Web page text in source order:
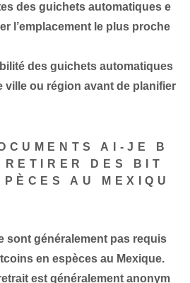
des guichets automatiques e
l’emplacement le plus proche
des guichets automatiques
ville ou région avant de planifier
AI-JE B
RETIRER DES BIT
AU MEXIQU
sont généralement pas requis
en espèces au Mexique.
est généralement anonym